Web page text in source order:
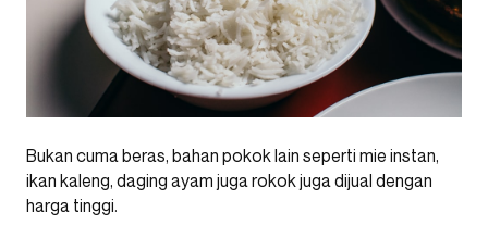
Bukan cuma beras, bahan pokok lain seperti mie instan,
ikan kaleng, daging ayam juga rokok juga dijual dengan
harga tinggi.